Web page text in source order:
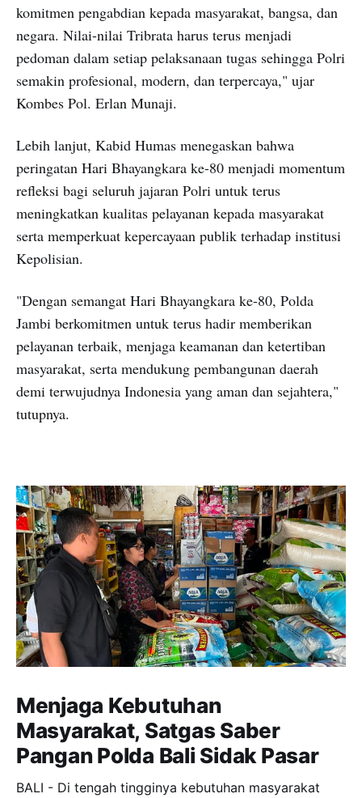
komitmen pengabdian kepada masyarakat, bangsa, dan
negara. Nilai-nilai Tribrata harus terus menjadi
pedoman dalam setiap pelaksanaan tugas sehingga Polri
semakin profesional, modern, dan terpercaya," ujar
Kombes Pol. Erlan Munaji.
Lebih lanjut, Kabid Humas menegaskan bahwa
peringatan Hari Bhayangkara ke-80 menjadi momentum
refleksi bagi seluruh jajaran Polri untuk terus
meningkatkan kualitas pelayanan kepada masyarakat
serta memperkuat kepercayaan publik terhadap institusi
Kepolisian.
"Dengan semangat Hari Bhayangkara ke-80, Polda
Jambi berkomitmen untuk terus hadir memberikan
pelayanan terbaik, menjaga keamanan dan ketertiban
masyarakat, serta mendukung pembangunan daerah
demi terwujudnya Indonesia yang aman dan sejahtera,"
tutupnya.
Menjaga Kebutuhan
Masyarakat, Satgas Saber
Pangan Polda Bali Sidak Pasar
BALI - Di tengah tingginya kebutuhan masyarakat